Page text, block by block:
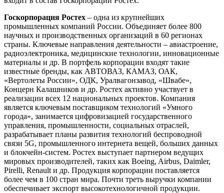
Госкорпорация Ростех – одна из крупнейших
промышленных компаний России. Объединяет более 800
научных и производственных организаций в 60 регионах
страны. Ключевые направления деятельности – авиастроение,
радиоэлектроника, медицинские технологии, инновационные
материалы и др. В портфель корпорации входят такие
известные бренды, как АВТОВАЗ, КАМАЗ, ОАК,
«Вертолеты России», ОДК, Уралвагонзавод, «Швабе»,
Концерн Калашников и др. Ростех активно участвует в
реализации всех 12 национальных проектов. Компания
является ключевым поставщиком технологий «Умного
города», занимается цифровизацией государственного
управления, промышленности, социальных отраслей,
разрабатывает планы развития технологий беспроводной
связи 5G, промышленного интернета вещей, больших данных
и блокчейн-систем. Ростех выступает партнером ведущих
мировых производителей, таких как Boeing, Airbus, Daimler,
Pirelli, Renault и др. Продукция корпорации поставляется
более чем в 100 стран мира. Почти треть выручки компании
обеспечивает экспорт высокотехнологичной продукции.